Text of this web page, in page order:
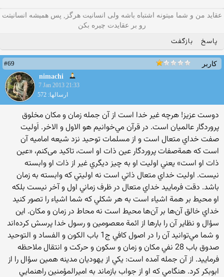
عقاید من و شما میتونه اشتباه باشه ولی انسانیت هرگز, پس همیشه انسانیتت
رو بر عقایدت چیره بکن
پاسخ بازگفت
کاربر
#69
nimachi
7 Jan 2013 21:33
ارسالها: 572
دوست عزيز! هرچه غير خدا است از آن جمله زمان و مكان مخلوق
پروردگار عالميان است. در قرآن مي‌خوانيم هو الاول و الاخر. اَوليت
صفت خداي متعال است و از مسلمات توحيد نزد شيعه اماميه آن
است كه همة‌صفات پروردگار عين ذات او است، تاکید می‌کنم، «عين
ذات او است» يعني اوليت او به چيز ديگري غير از ذات او وابسته
نيست. اوليت خداي متعال ذاتي است نه اوليتي كه وابسته به زمان
باشد. دقت فرماييد خداي متعال در ظرف زماني اول و آخر نيست بلكه
او محيط بر همة اشياء است به هر شكلي كه شما اشياء را تصور كنيد
خداي خالق آن‌ها بر آن‌ها محيط است نه محاط در زمان و مكان. اين
سؤال و نظاير آن را بارها از ائمة معصومين و رسول خدا پرسش كرده‌اند
و شما مي‌توانيد آن را در اصول كافي ج1 باب الكون و الفساد و التوحيد
صدوق باب 28 نفي مكان و زمان و سكون و حركت و انتقال ملاحظه
فرماييد. از آن جمله آمده است: يكي از يهوديان مدينه همين سؤال را از
ابوبكر كرد. هنگامي كه او از جواب بازماند به اميرالمؤمنين راهنمايي